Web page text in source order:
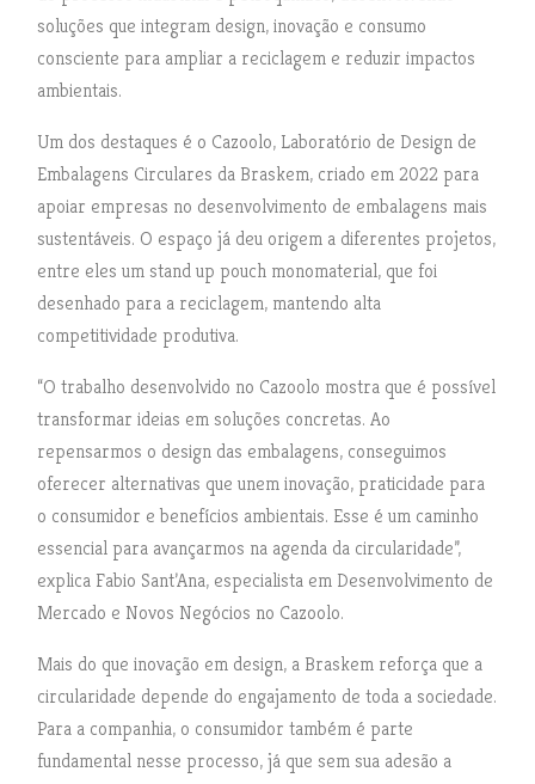
soluções que integram design, inovação e consumo
consciente para ampliar a reciclagem e reduzir impactos
ambientais.
Um dos destaques é o Cazoolo, Laboratório de Design de
Embalagens Circulares da Braskem, criado em 2022 para
apoiar empresas no desenvolvimento de embalagens mais
sustentáveis. O espaço já deu origem a diferentes projetos,
entre eles um stand up pouch monomaterial, que foi
desenhado para a reciclagem, mantendo alta
competitividade produtiva.
“O trabalho desenvolvido no Cazoolo mostra que é possível
transformar ideias em soluções concretas. Ao
repensarmos o design das embalagens, conseguimos
oferecer alternativas que unem inovação, praticidade para
o consumidor e benefícios ambientais. Esse é um caminho
essencial para avançarmos na agenda da circularidade”,
explica Fabio Sant’Ana, especialista em Desenvolvimento de
Mercado e Novos Negócios no Cazoolo.
Mais do que inovação em design, a Braskem reforça que a
circularidade depende do engajamento de toda a sociedade.
Para a companhia, o consumidor também é parte
fundamental nesse processo, já que sem sua adesão a